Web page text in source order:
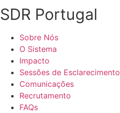
SDR Portugal
Sobre Nós
O Sistema
Impacto
Sessões de Esclarecimento
Comunicações
Recrutamento
FAQs